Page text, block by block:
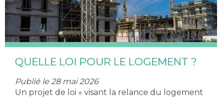
QUELLE LOI POUR LE LOGEMENT ?
Publié le 28 mai 2026
Un projet de loi « visant la relance du logement